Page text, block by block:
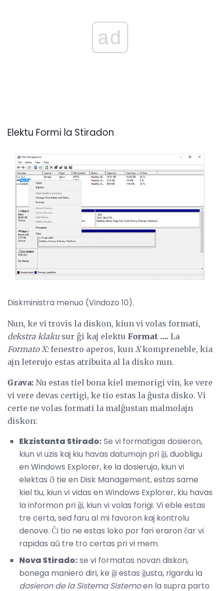
ad
Elektu Formi la Stiradon
Diskministra menuo (Vindozo 10).
Nun, ke vi trovis la diskon, kiun vi volas formati,
dekstra klakusur ĝi kaj elektu Format .... La
Formato X:fenestro aperos, kun Xkompreneble, kia
ajn leterujo estas atribuita al la disko nun.
Grava: Nu estas tiel bona kiel memorigi vin, ke vere
vi vere devas certigi, ke tio estas la ĝusta disko. Vi
certe ne volas formati la malĝustan malmolajn
diskon:
Ekzistanta Stirado: Se vi formatigas dosieron,
kiun vi uzis kaj kiu havas datumojn pri ĝi, duobligu
en Windows Explorer, ke la dosierujo, kiun vi
elektas ĉi tie en Disk Management, estas same
kiel tiu, kiun vi vidas en Windows Explorer, kiu havas
la informon pri ĝi, kiun vi volas forigi. Vi eble estas
tre certa, sed faru al mi favoron kaj kontrolu
denove. Ĉi tio ne estas loko por fari eraron ĉar vi
rapidas aŭ tre tro certas pri vi mem.
Nova Stirado: se vi formatas novan diskon,
bonega maniero diri, ke ĝi estas ĝusta, rigardu la
dosieron de la Sistema Sistemoen la supra parto